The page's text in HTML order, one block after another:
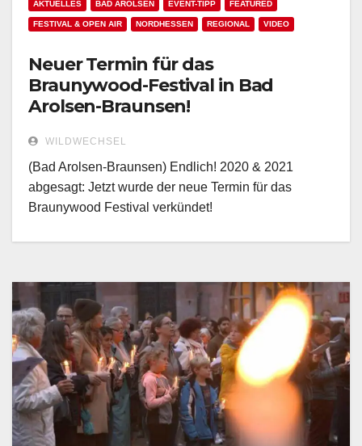
AKTUELLES BAD AROLSEN EVENT-TIPP FEATURED
FESTIVAL & OPEN AIR NORDHESSEN REGIONAL VIDEO
Neuer Termin für das
Braunywood-Festival in Bad
Arolsen-Braunsen!
WILDWECHSEL
(Bad Arolsen-Braunsen) Endlich! 2020 & 2021
abgesagt: Jetzt wurde der neue Termin für das
Braunywood Festival verkündet!